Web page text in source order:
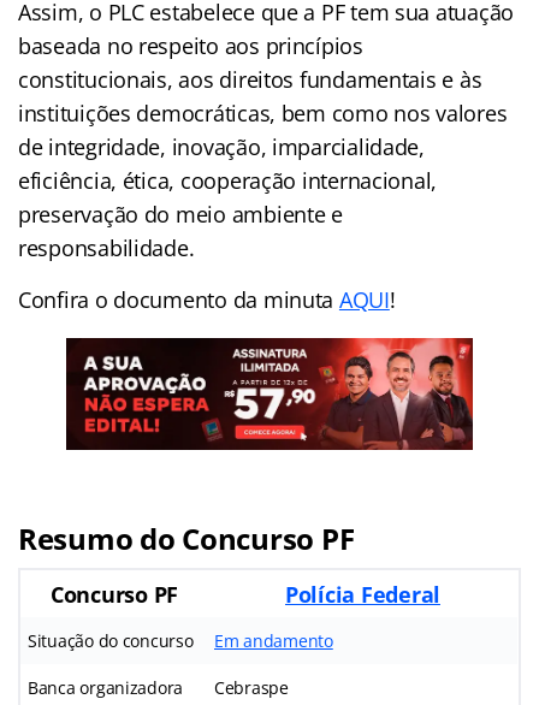
Assim, o PLC estabelece que a PF tem sua atuação
baseada no respeito aos princípios
constitucionais, aos direitos fundamentais e às
instituições democráticas, bem como nos valores
de integridade, inovação, imparcialidade,
eficiência, ética, cooperação internacional,
preservação do meio ambiente e
responsabilidade.
Confira o documento da minuta AQUI!
Resumo do Concurso PF
Concurso PF Polícia Federal
Situação do concurso Em andamento
Banca organizadora Cebraspe